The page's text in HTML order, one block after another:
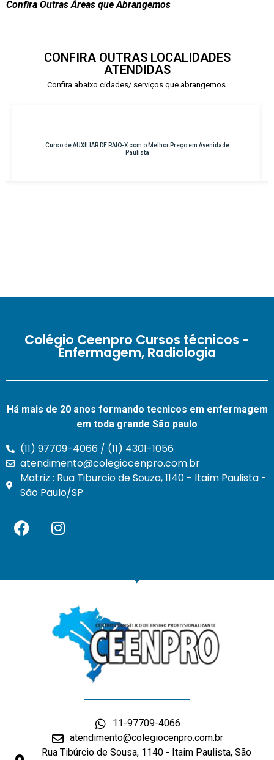
Confira Outras Áreas que Abrangemos
CONFIRA OUTRAS LOCALIDADES
ATENDIDAS
Confira abaixo cidades/ serviços que abrangemos
Curso de INSTRUMENTAÇÃO CIRÚRGICA com o Melhor
Colégio Ceenpro Cursos técnicos -
Enfermagem, Radiologia
Há mais de 20 anos formando tecnicos em enfermagem
em toda grande São paulo
(11) 97709-4066 / (11) 4301-1056
atendimento@colegiocenpro.com.br
Matriz : Rua Tiburcio de Souza, 1140 - Itaim Paulista -
São Paulo/SP
11-97709-4066
atendimento@colegiocenpro.com.br
Rua Tibúrcio de Sousa, 1140 - Itaim Paulista, São